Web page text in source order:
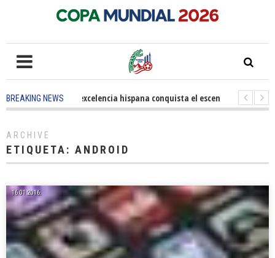
BREAKING NEWS
5 months ago -
La excelencia hispana conquista el escenario olímpico
ARCHIVE
ETIQUETA: ANDROID
16.01.2016.